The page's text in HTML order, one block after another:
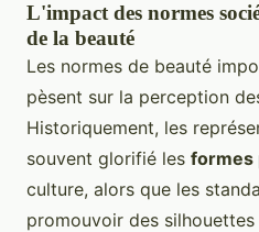
L'impact des normes
de la beauté
Les normes de beauté
pèsent sur la perception
Historiquement, les
souvent glorifié les formes
culture, alors que les
promouvoir des silhouettes